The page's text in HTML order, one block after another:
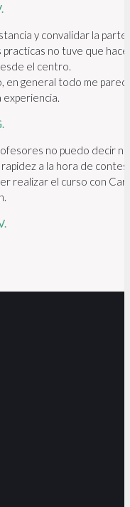
y convalidar la parte
no tuve que
el centro.
en general todo me
experiencia.
no puedo decir
a la hora de
realizar el curso con